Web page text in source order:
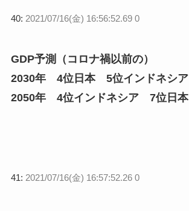
40: 2021/07/16(金) 16:56:52.69 0
GDP予測（コロナ禍以前の）
2030年 4位日本 5位インドネシア
2050年 4位インドネシア 7位日本
41: 2021/07/16(金) 16:57:52.26 0